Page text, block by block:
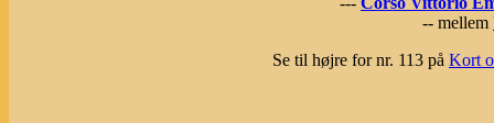
-- mellem
Se til højre for nr. 113 på Kort